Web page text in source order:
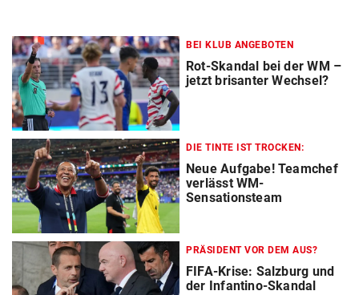
BEI KLUB ANGEBOTEN
Rot-Skandal bei der WM –
jetzt brisanter Wechsel?
DIE TINTE IST TROCKEN:
Neue Aufgabe! Teamchef
verlässt WM-
Sensationsteam
PRÄSIDENT VOR DEM AUS?
FIFA-Krise: Salzburg und
der Infantino-Skandal